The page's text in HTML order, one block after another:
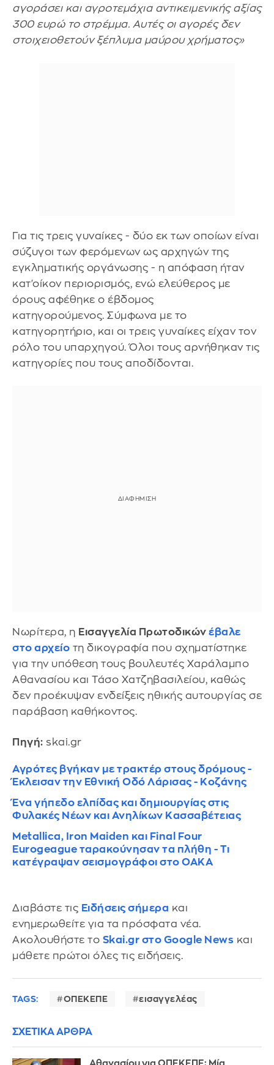
αγοράσει και αγροτεμάχια αντικειμενικής αξίας
300 ευρώ το στρέμμα. Αυτές οι αγορές δεν
στοιχειοθετούν ξέπλυμα μαύρου χρήματος»
Για τις τρεις γυναίκες - δύο εκ των οποίων είναι
σύζυγοι των φερόμενων ως αρχηγών της
εγκληματικής οργάνωσης - η απόφαση ήταν
κατ'οίκον περιορισμός, ενώ ελεύθερος με
όρους αφέθηκε ο έβδομος
κατηγορούμενος. Σύμφωνα με το
κατηγορητήριο, και οι τρεις γυναίκες είχαν τον
ρόλο του υπαρχηγού. Όλοι τους αρνήθηκαν τις
κατηγορίες που τους αποδίδονται.
Νωρίτερα, η Εισαγγελία Πρωτοδικών έβαλε
στο αρχείο τη δικογραφία που σχηματίστηκε
για την υπόθεση τους βουλευτές Χαράλαμπο
Αθανασίου και Τάσο Χατζηβασιλείου, καθώς
δεν προέκυψαν ενδείξεις ηθικής αυτουργίας σε
παράβαση καθήκοντος.
Πηγή: skai.gr
Αγρότες βγήκαν με τρακτέρ στους δρόμους -
Έκλεισαν την Εθνική Οδό Λάρισας - Κοζάνης
Ένα γήπεδο ελπίδας και δημιουργίας στις
Φυλακές Νέων και Ανηλίκων Κασσαβέτειας
Metallica, Iron Maiden και Final Four
Eurogeague ταρακούνησαν τα πλήθη - Τι
κατέγραψαν σεισμογράφοι στο ΟΑΚΑ
Διαβάστε τις Ειδήσεις σήμερα και
ενημερωθείτε για τα πρόσφατα νέα.
Ακολουθήστε το Skai.gr στο Google News και
μάθετε πρώτοι όλες τις ειδήσεις.
TAGS: ΟΠΕΚΕΠΕ εισαγγελέας
ΣΧΕΤΙΚΑ ΑΡΘΡΑ